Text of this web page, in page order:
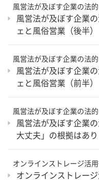
風営法が及ぼす企業の法
風営法が及ぼす企業
ェと風俗営業（後半）
風営法が及ぼす企業の法
風営法が及ぼす企業
ェと風俗営業（前半）
風営法が及ぼす企業の法
風営法が及ぼす企業
大丈夫」の根拠はあ
オンラインストレージ活
オンラインストレー